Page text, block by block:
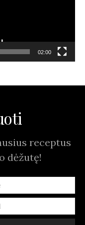
02:00
receptus
dėžutę!